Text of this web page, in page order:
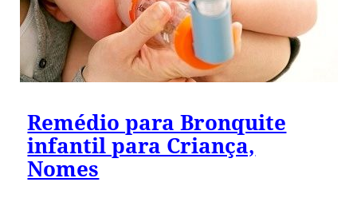
Remédio para Bronquite
infantil para Criança,
Nomes